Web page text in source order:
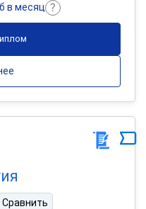
в месяц
Сравнить